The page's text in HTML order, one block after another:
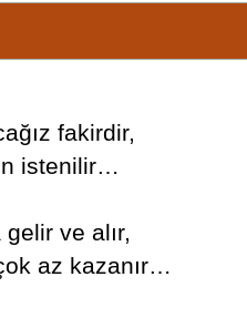
fakirdir,
istenilir…
ve alır,
az kazanır…